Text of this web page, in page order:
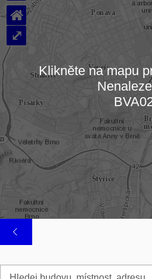
místnosti
MU
Načítám
⌂
⤢
Klikněte na mapu